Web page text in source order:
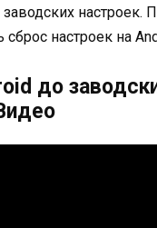
настроек.
сброс настроек на
до